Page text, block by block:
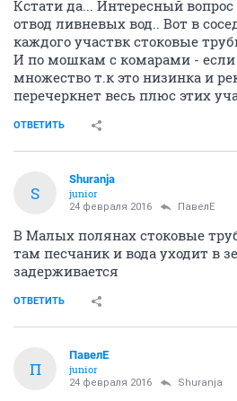
Кстати да... Интересный
отвод ливневых вод.. Вот в
каждого участвк стоковые
И по мошкам с комарами -
множество т.к это низинка и
перечеркнет весь плюс этих
ОТВЕТИТЬ
S
Shuranja
junior
24 февраля 2016 ПавелЕ
В Малых полянах стоковые
там песчаник и вода уходит в
задерживается
ОТВЕТИТЬ
П
ПавелЕ
junior
24 февраля 2016 Shuranja